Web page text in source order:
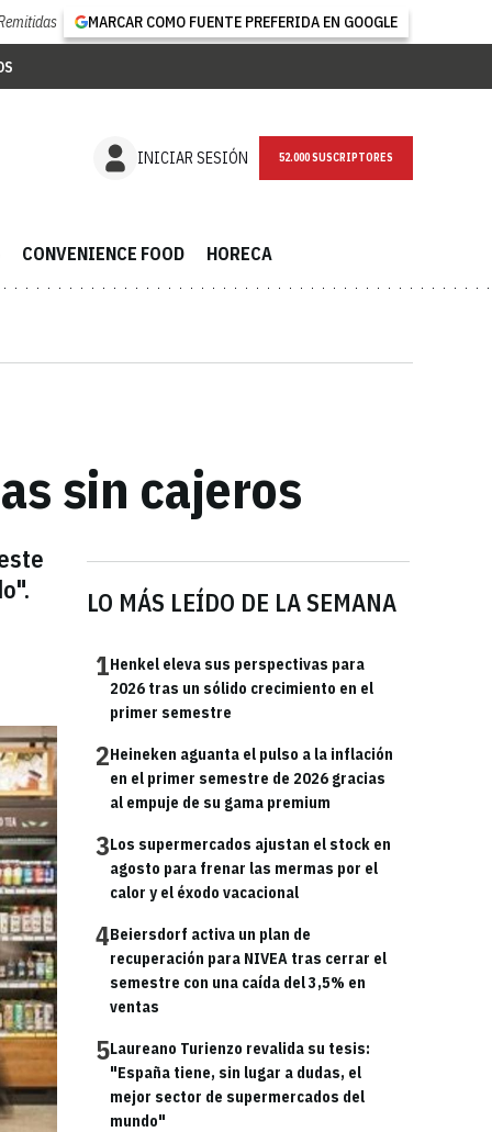
MARCAR COMO FUENTE PREFERIDA EN GOOGLE
INICIAR SESIÓN NEWSLETTER
CONVENIENCE FOOD HORECA
sin cajeros
LO MÁS LEÍDO DE LA SEMANA
1Henkel eleva sus perspectivas para
2026 tras un sólido crecimiento en el
primer semestre
2Heineken aguanta el pulso a la inflación
en el primer semestre de 2026 gracias
al empuje de su gama premium
3Los supermercados ajustan el stock en
agosto para frenar las mermas por el
calor y el éxodo vacacional
4Beiersdorf activa un plan de
recuperación para NIVEA tras cerrar el
semestre con una caída del 3,5% en
ventas
5Laureano Turienzo revalida su tesis:
"España tiene, sin lugar a dudas, el
mejor sector de supermercados del
mundo"